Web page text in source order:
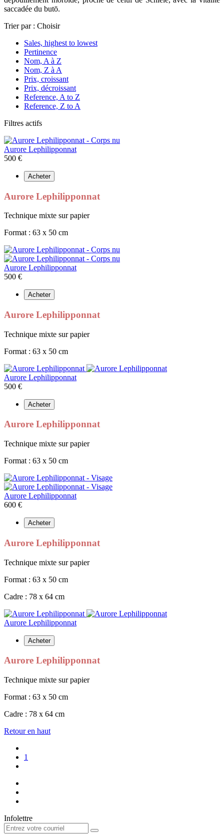
saccadée du butō.
Trier par : Choisir
Sales, highest to lowest
Pertinence
Nom, A à Z
Nom, Z à A
Prix, croissant
Prix, décroissant
Reference, A to Z
Reference, Z to A
Filtres actifs
Aurore Lephilipponnat
500 €
Acheter
Aurore Lephilipponnat
Technique mixte sur papier
Format : 63 x 50 cm
Aurore Lephilipponnat
500 €
Acheter
Aurore Lephilipponnat
Technique mixte sur papier
Format : 63 x 50 cm
Aurore Lephilipponnat
500 €
Acheter
Aurore Lephilipponnat
Technique mixte sur papier
Format : 63 x 50 cm
Aurore Lephilipponnat
600 €
Acheter
Aurore Lephilipponnat
Technique mixte sur papier
Format : 63 x 50 cm
Cadre : 78 x 64 cm
Aurore Lephilipponnat
Acheter
Aurore Lephilipponnat
Technique mixte sur papier
Format : 63 x 50 cm
Cadre : 78 x 64 cm
Retour en haut
1
Infolettre